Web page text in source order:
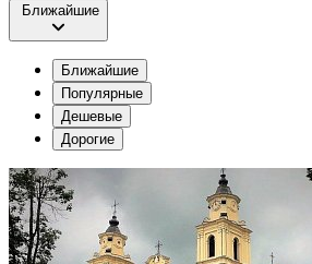
Ближайшие
Ближайшие
Популярные
Дешевые
Дорогие